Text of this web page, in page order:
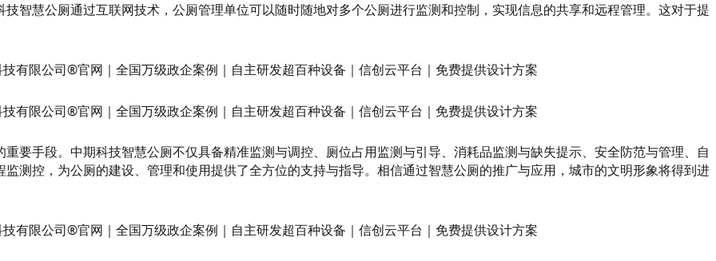
智慧公厕通过互联网技术，公厕管理单位可以随时随地对多个公厕进行监测和控制，实现信息的共享和远程管理。这对于提
要手段。中期科技智慧公厕不仅具备精准监测与调控、厕位占用监测与引导、消耗品监测与缺失提示、安全防范与管理、自
测控，为公厕的建设、管理和使用提供了全方位的支持与指导。相信通过智慧公厕的推广与应用，城市的文明形象将得到进